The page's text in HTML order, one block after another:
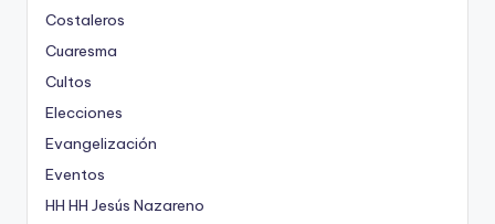
Costaleros
Cuaresma
Cultos
Elecciones
Evangelización
Eventos
HH HH Jesús Nazareno